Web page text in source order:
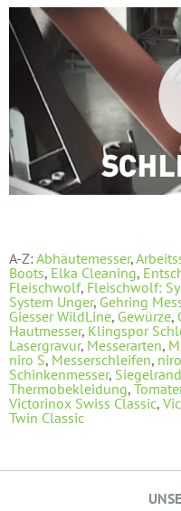
A-Z:Abhäutemesser,
Boots, Elka Cleaning,
Fleischwolf, Fleischwolf:
System Unger, Gehring
Giesser WildLine, Gewürze,
Hautmesser, Klingspor
Lasergravur, Messerarten,
niro S, Messerschleifen,
Schinkenmesser,
Thermobekleidung,
Victorinox Swiss Classic,
Twin Classic